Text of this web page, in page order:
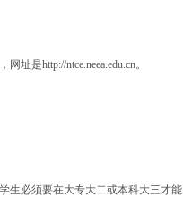
址是http://ntce.neea.edu.cn。
生必须要在大专大二或本科大三才能